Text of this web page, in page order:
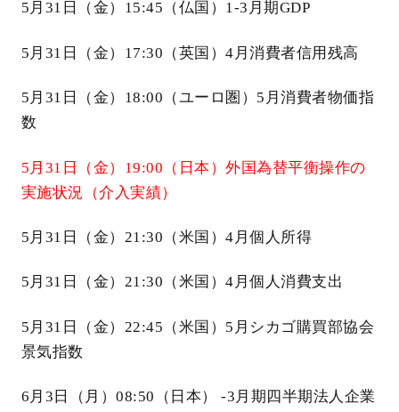
5月31日（金）15:45（仏国）1-3月期GDP
5月31日（金）17:30（英国）4月消費者信用残高
5月31日（金）18:00（ユーロ圏）5月消費者物価指
数
5月31日（金）19:00（日本）外国為替平衡操作の
実施状況（介入実績）
5月31日（金）21:30（米国）4月個人所得
5月31日（金）21:30（米国）4月個人消費支出
5月31日（金）22:45（米国）5月シカゴ購買部協会
景気指数
6月3日（月）08:50（日本） -3月期四半期法人企業